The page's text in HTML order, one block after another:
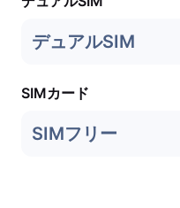
デュアルSIM
SIMカード
SIMフリー